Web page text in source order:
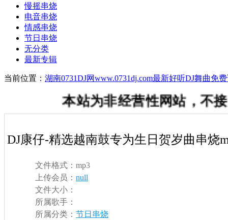
慢摇串烧
电音串烧
情感串烧
节日串烧
无分类
最新专辑
当前位置： 湖南0731DJ网www.0731dj.com最新好听DJ舞曲免
本站为非经营性网站，
DJ康仔-精选越南鼓专为生日贺岁曲串烧
文件格式： mp3
上传会员： null
文件大小：
所属歌手：
所属分类： 节日串烧